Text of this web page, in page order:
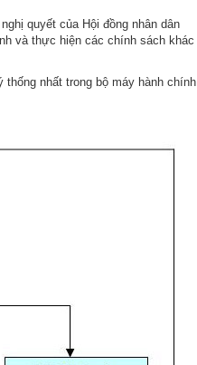
tác, giấy mời
quyết của Hội đồng nhân dân
và thực hiện các chính sách khác
nhất trong bộ máy hành chính